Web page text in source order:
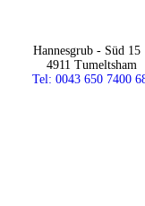
Hannesgrub - Süd 15
4911 Tumeltsham
Tel: 0043 650 7400